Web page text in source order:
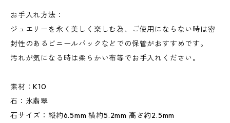
お手入れ方法：
ジュエリーを永く美しく楽しむ為、ご使用にならない時は密
封性のあるビニールパックなどでの保管がおすすめです。
汚れが気になる時は柔らかい布等でお手入れください。
素材：K10
石：氷翡翠
石サイズ：縦約6.5mm 横約5.2mm 高さ約2.5mm